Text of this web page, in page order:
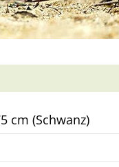
cm (Schwanz)